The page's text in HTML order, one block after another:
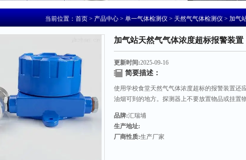
当前位置：首页>产品中心>单一气体检测仪>天然气气体检测仪> 加气
加气站天然气气体浓度超标报警装置
更新时间:2025-09-16
简要描述：
使用学校食堂天然气气体浓度超标的报警装置还
油烟可到的地方。探测器上不要放置物品或挂置
以便于使用。
品牌:汇瑞埔
生产地址:
厂商性质:生产厂家